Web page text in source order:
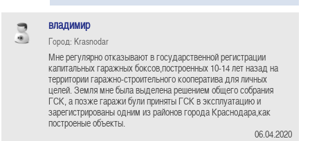
владимир
Город: Krasnodar
Мне регулярно отказывают в государственной регистрации
капитальных гаражных боксов,построенных 10-14 лет назад на
территории гаражно-строительного кооператива для личных
целей. Земля мне была выделена решением общего собрания
ГСК, а позже гаражи були приняты ГСК в эксплуатацию и
зарегистрированы одним из районов города Краснодара,как
построеные объекты.
06.04.2020